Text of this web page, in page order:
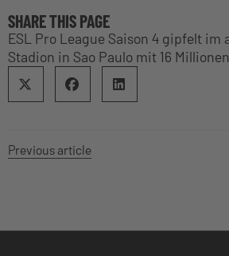
SHARE THIS PAGE
ESL Pro League Saison 4 gipfelt im
Stadion in Sao Paulo mit 16
Previous article